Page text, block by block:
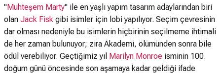
"Muhteşem Marty" ile en yaşlı yapım tasarım adaylarından biri
olan Jack Fisk gibi isimler için lobi yapılıyor. Seçim çevresinin
dar olması nedeniyle bu isimlerin hiçbirinin seçilmeme ihtimali
de her zaman bulunuyor; zira Akademi, ölümünden sonra bile
ödül verebiliyor. Geçtiğimiz yıl Marilyn Monroe isminin 100.
doğum günü öncesinde son aşamaya kadar geldiği ifade